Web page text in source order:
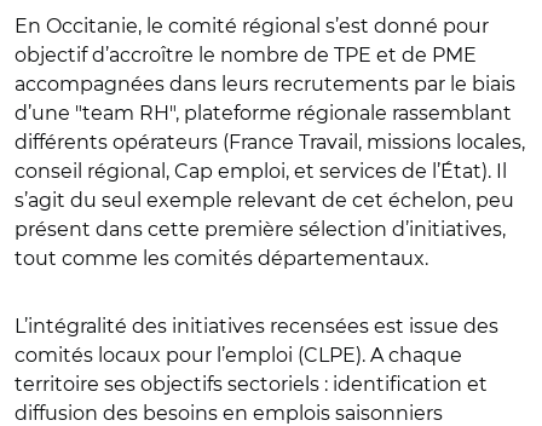
En Occitanie, le comité régional s’est donné pour
objectif d’accroître le nombre de TPE et de PME
accompagnées dans leurs recrutements par le biais
d’une "team RH", plateforme régionale rassemblant
différents opérateurs (France Travail, missions locales,
conseil régional, Cap emploi, et services de l’État). Il
s’agit du seul exemple relevant de cet échelon, peu
présent dans cette première sélection d’initiatives,
tout comme les comités départementaux.
L’intégralité des initiatives recensées est issue des
comités locaux pour l’emploi (CLPE). A chaque
territoire ses objectifs sectoriels : identification et
diffusion des besoins en emplois saisonniers